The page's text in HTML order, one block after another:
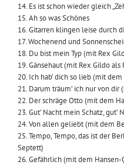
14. Es ist schon wieder gleich
15. Ah so was Schönes
16. Gitarren klingen leise durch
17. Wochenend und
18. Du bist mein Typ (mit Rex
19. Gänsehaut (mit Rex Gildo als
20. Ich hab’ dich so lieb (mit
21. Darum träum’ ich nur von
22. Der schräge Otto (mit dem
23. Gut’ Nacht mein Schatz,
24. Von allen geliebt (mit dem
25. Tempo, Tempo, das ist der
Septett)
26. Gefährlich (mit dem Hansen-